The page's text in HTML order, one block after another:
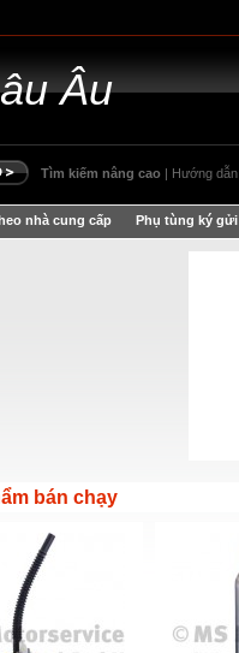
Âu
Tìm kiếm nâng cao | Hướng dẫn
nhà cung cấp Phụ tùng ký gửi
bán chạy